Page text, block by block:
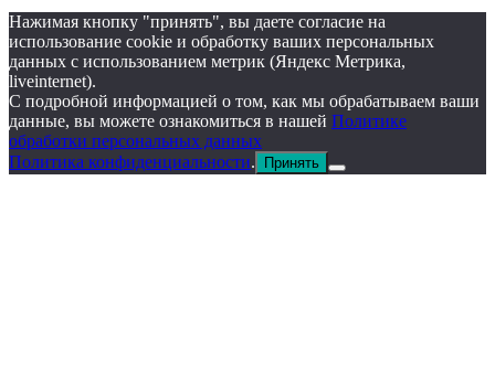
Нажимая кнопку "принять", вы даете согласие на
использование cookie и обработку ваших персональных
данных с использованием метрик (Яндекс Метрика,
liveinternet).
С подробной информацией о том, как мы обрабатываем ваши
данные, вы можете ознакомиться в нашей Политике
обработки персональных данных
Политика конфиденциальности. Принять